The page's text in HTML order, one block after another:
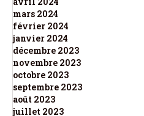
mars 2024
février 2024
janvier 2024
décembre 2023
novembre 2023
octobre 2023
septembre 2023
août 2023
juillet 2023